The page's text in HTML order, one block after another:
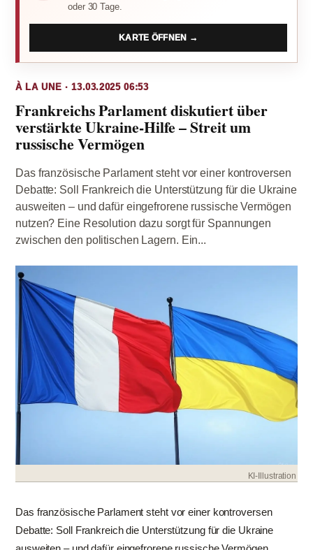
oder 30 Tage.
KARTE ÖFFNEN →
À LA UNE · 13.03.2025 06:53
Frankreichs Parlament diskutiert über
verstärkte Ukraine-Hilfe – Streit um
russische Vermögen
Das französische Parlament steht vor einer kontroversen
Debatte: Soll Frankreich die Unterstützung für die Ukraine
ausweiten – und dafür eingefrorene russische Vermögen
nutzen? Eine Resolution dazu sorgt für Spannungen
zwischen den politischen Lagern. Ein...
KI-Illustration
Das französische Parlament steht vor einer kontroversen
Debatte: Soll Frankreich die Unterstützung für die Ukraine